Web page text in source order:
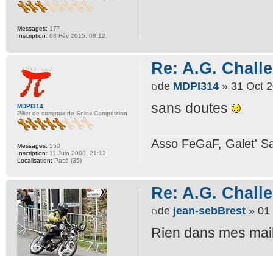
Messages: 177
Inscription: 08 Fév 2015, 08:12
Re: A.G.
de MDPI314 » 31 Oct
sans doutes
Asso FeGaF, Galet'
MDPI314
Pilier de comptoir de Solex-Compétition
Messages: 550
Inscription: 11 Juin 2008, 21:12
Localisation: Pacé (35)
Re: A.G.
de jean-sebBrest » 01
Rien dans mes